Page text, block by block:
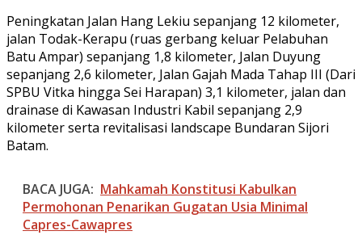
Peningkatan Jalan Hang Lekiu sepanjang 12 kilometer,
jalan Todak-Kerapu (ruas gerbang keluar Pelabuhan
Batu Ampar) sepanjang 1,8 kilometer, Jalan Duyung
sepanjang 2,6 kilometer, Jalan Gajah Mada Tahap III (Dari
SPBU Vitka hingga Sei Harapan) 3,1 kilometer, jalan dan
drainase di Kawasan Industri Kabil sepanjang 2,9
kilometer serta revitalisasi landscape Bundaran Sijori
Batam.
BACA JUGA: Mahkamah Konstitusi Kabulkan
Permohonan Penarikan Gugatan Usia Minimal
Capres-Cawapres